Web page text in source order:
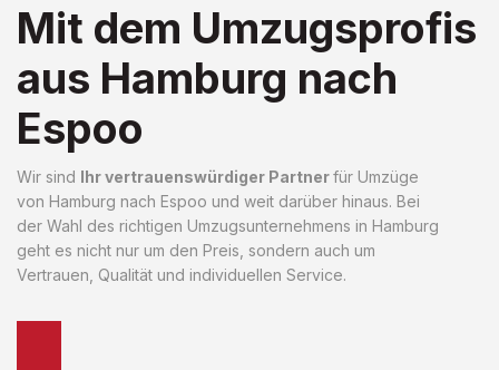
Mit dem Umzugsprofis
aus Hamburg nach
Espoo
Wir sind Ihr vertrauenswürdiger Partnerfür Umzüge
von Hamburg nach Espoo und weit darüber hinaus. Bei
der Wahl des richtigen Umzugsunternehmens in Hamburg
geht es nicht nur um den Preis, sondern auch um
Vertrauen, Qualität und individuellen Service.